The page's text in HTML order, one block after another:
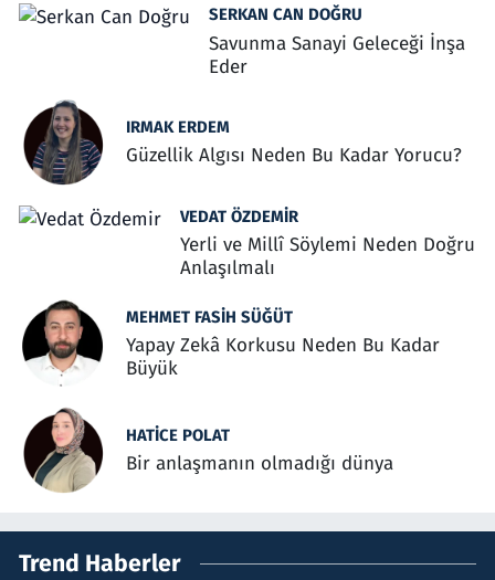
SERKAN CAN DOĞRU
Savunma Sanayi Geleceği İnşa
Eder
IRMAK ERDEM
Güzellik Algısı Neden Bu Kadar Yorucu?
VEDAT ÖZDEMIR
Yerli ve Millî Söylemi Neden Doğru
Anlaşılmalı
MEHMET FASIH SÜĞÜT
Yapay Zekâ Korkusu Neden Bu Kadar
Büyük
HATICE POLAT
Bir anlaşmanın olmadığı dünya
Trend Haberler